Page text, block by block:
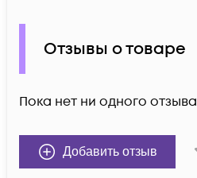
Отзывы о товаре
Пока нет ни одного отзыва
Добавить отзыв